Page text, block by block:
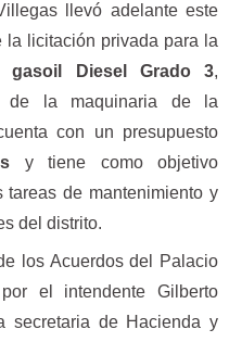
llevó adelante este
la licitación privada para la
gasoil Diesel Grado 3,
de la maquinaria de la
con un presupuesto
y tiene como objetivo
de mantenimiento y
del distrito.
los Acuerdos del Palacio
el intendente Gilberto
secretaria de Hacienda y